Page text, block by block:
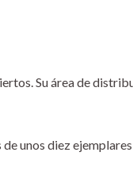
Su área de
unos diez